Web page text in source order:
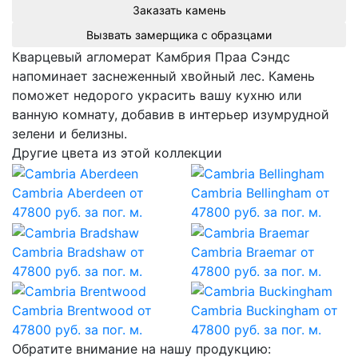
Заказать камень
Вызвать замерщика с образцами
Кварцевый агломерат Камбрия Праа Сэндс
напоминает заснеженный хвойный лес. Камень
поможет недорого украсить вашу кухню или
ванную комнату, добавив в интерьер изумрудной
зелени и белизны.
Другие цвета из этой коллекции
Cambria Aberdeen от
47800 руб. за пог. м.
Cambria Bellingham от
47800 руб. за пог. м.
Cambria Bradshaw от
47800 руб. за пог. м.
Cambria Braemar от
47800 руб. за пог. м.
Cambria Brentwood от
47800 руб. за пог. м.
Cambria Buckingham от
47800 руб. за пог. м.
Обратите внимание на нашу продукцию: